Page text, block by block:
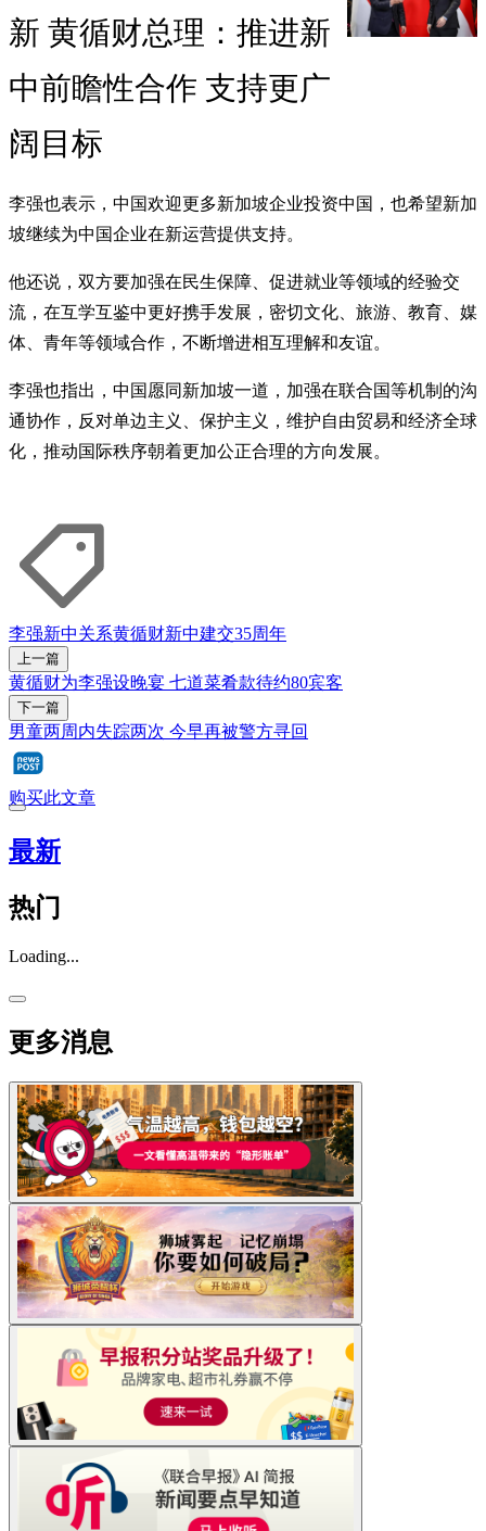
新 黄循财总理：推进新
中前瞻性合作 支持更广
阔目标
李强也表示，中国欢迎更多新加坡企业投资中国，也希望新加
坡继续为中国企业在新运营提供支持。
他还说，双方要加强在民生保障、促进就业等领域的经验交
流，在互学互鉴中更好携手发展，密切文化、旅游、教育、媒
体、青年等领域合作，不断增进相互理解和友谊。
李强也指出，中国愿同新加坡一道，加强在联合国等机制的沟
通协作，反对单边主义、保护主义，维护自由贸易和经济全球
化，推动国际秩序朝着更加公正合理的方向发展。
李强新中关系黄循财新中建交35周年
上一篇
黄循财为李强设晚宴 七道菜肴款待约80宾客
下一篇
男童两周内失踪两次 今早再被警方寻回
购买此文章
最新
热门
Loading...
更多消息